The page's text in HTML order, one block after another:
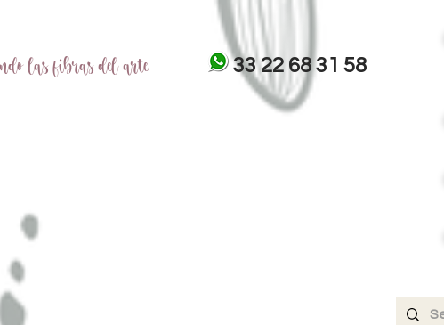
las fibras del arte 33 22 68 31 58